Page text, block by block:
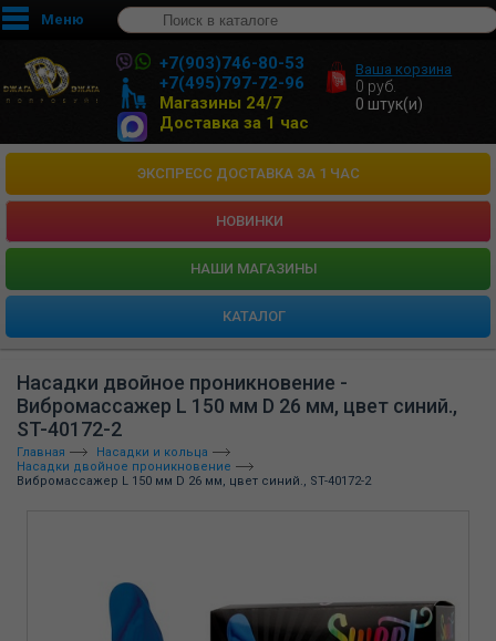
Меню
+7(903)746-80-53
+7(495)797-72-96
Магазины 24/7
Доставка за 1 час
Ваша корзина
0 руб.
0 штук(и)
ЭКСПРЕСС ДОСТАВКА ЗА 1 ЧАС
НОВИНКИ
HАШИ МАГАЗИНЫ
КАТАЛОГ
Насадки двойное проникновение -
Вибромассажер L 150 мм D 26 мм, цвет синий.,
ST-40172-2
Главная
Насадки и кольца
Насадки двойное проникновение
Вибромассажер L 150 мм D 26 мм, цвет синий., ST-40172-2